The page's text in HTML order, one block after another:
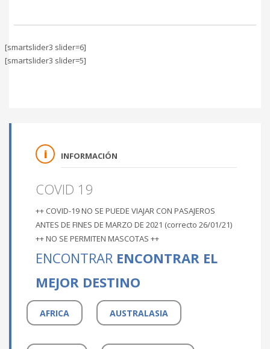
[smartslider3 slider=6]
[smartslider3 slider=5]
INFORMACIÓN
COVID 19
++ COVID-19 NO SE PUEDE VIAJAR CON PASAJEROS
ANTES DE FINES DE MARZO DE 2021 (correcto 26/01/21)
++ NO SE PERMITEN MASCOTAS ++
ENCONTRAR ENCONTRAR EL
MEJOR DESTINO
AFRICA AUSTRALASIA